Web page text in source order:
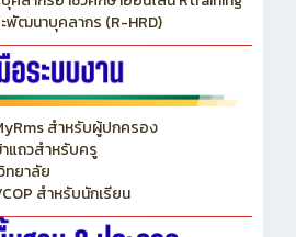
ลากรอาชีวศึกษาออนไลน์ Rtraining
พัฒนาบุคลากร (R-HRD)
สำหรับผู้ปกครอง
แถวสำหรับครู
ทยาลัย
สำหรับนักเรียน